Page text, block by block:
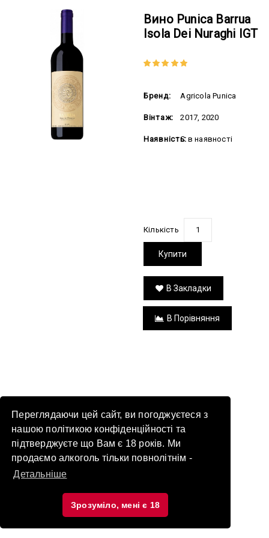
Переглядаючи цей сайт, ви погоджуєтеся з
нашою політикою конфіденційності та
підтверджуєте що Вам є 18 років. Ми
продаємо алкоголь тільки повнолітнім -
Детальніше
Зрозуміло, мені є 18
Вино Punica Barrua
Isola Dei Nuraghi IGT
Бренд: Agricola Punica
Вінтаж: 2017, 2020
Наявність:Є в наявності
Кількість
Купити
В Закладки
В Порівняння